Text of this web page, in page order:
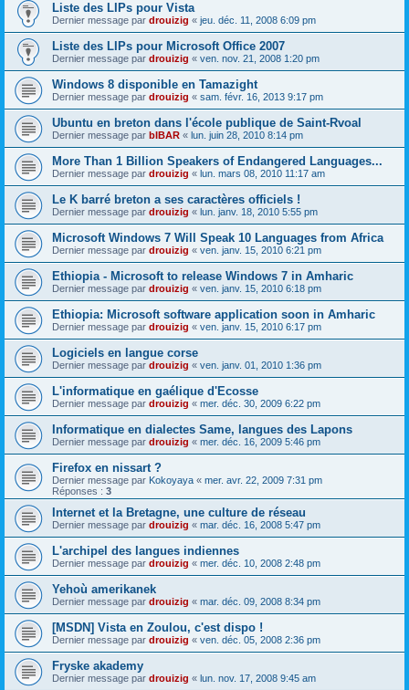
Liste des LIPs pour Vista
Dernier message par drouizig « jeu. déc. 11, 2008 6:09 pm
Liste des LIPs pour Microsoft Office 2007
Dernier message par drouizig « ven. nov. 21, 2008 1:20 pm
Windows 8 disponible en Tamazight
Dernier message par drouizig « sam. févr. 16, 2013 9:17 pm
Ubuntu en breton dans l'école publique de Saint-Rvoal
Dernier message par bIBAR « lun. juin 28, 2010 8:14 pm
More Than 1 Billion Speakers of Endangered Languages...
Dernier message par drouizig « lun. mars 08, 2010 11:17 am
Le K barré breton a ses caractères officiels !
Dernier message par drouizig « lun. janv. 18, 2010 5:55 pm
Microsoft Windows 7 Will Speak 10 Languages from Africa
Dernier message par drouizig « ven. janv. 15, 2010 6:21 pm
Ethiopia - Microsoft to release Windows 7 in Amharic
Dernier message par drouizig « ven. janv. 15, 2010 6:18 pm
Ethiopia: Microsoft software application soon in Amharic
Dernier message par drouizig « ven. janv. 15, 2010 6:17 pm
Logiciels en langue corse
Dernier message par drouizig « ven. janv. 01, 2010 1:36 pm
L'informatique en gaélique d'Ecosse
Dernier message par drouizig « mer. déc. 30, 2009 6:22 pm
Informatique en dialectes Same, langues des Lapons
Dernier message par drouizig « mer. déc. 16, 2009 5:46 pm
Firefox en nissart ?
Dernier message par Kokoyaya « mer. avr. 22, 2009 7:31 pm
Réponses : 3
Internet et la Bretagne, une culture de réseau
Dernier message par drouizig « mar. déc. 16, 2008 5:47 pm
L'archipel des langues indiennes
Dernier message par drouizig « mer. déc. 10, 2008 2:48 pm
Yehoù amerikanek
Dernier message par drouizig « mar. déc. 09, 2008 8:34 pm
[MSDN] Vista en Zoulou, c'est dispo !
Dernier message par drouizig « ven. déc. 05, 2008 2:36 pm
Fryske akademy
Dernier message par drouizig « lun. nov. 17, 2008 9:45 am